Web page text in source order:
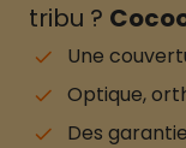
tribu ?
Une
Optique,
Des